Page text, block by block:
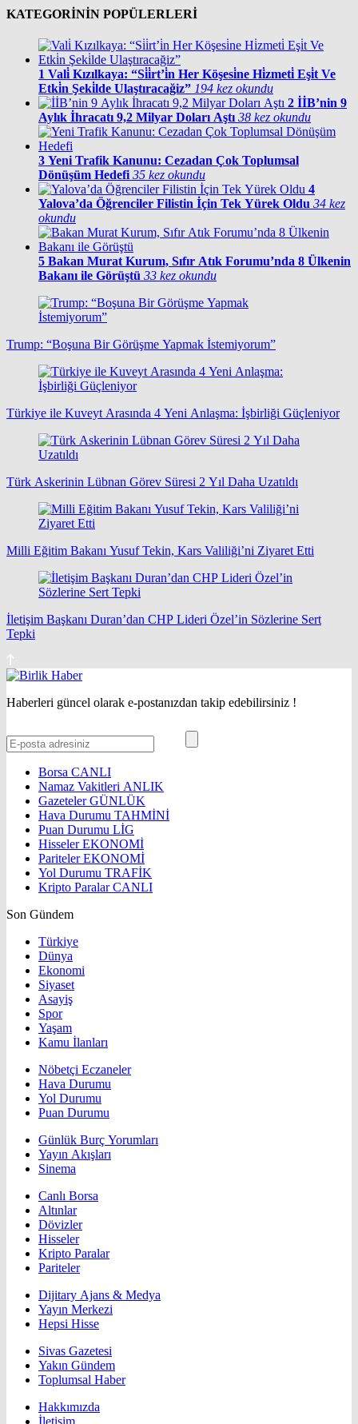
KATEGORİNİN POPÜLERLERİ
1 Vali̇ Kızılkaya: “Si̇i̇rt’i̇n Her Köşesi̇ne Hi̇zmeti̇ Eşi̇t Ve
Etki̇n Şeki̇lde Ulaştıracağiz” 194 kez okundu
2 İİB’nin 9
Aylık İhracatı 9,2 Milyar Doları Aştı 38 kez okundu
3 Yeni Trafik Kanunu: Cezadan Çok Toplumsal
Dönüşüm Hedefi 35 kez okundu
4
Yalova’da Öğrenciler Filistin İçin Tek Yürek Oldu 34 kez
okundu
5 Bakan Murat Kurum, Sıfır Atık Forumu’nda 8 Ülkenin
Bakanı ile Görüştü 33 kez okundu
Trump: “Boşuna Bir Görüşme Yapmak İstemiyorum”
Türkiye ile Kuveyt Arasında 4 Yeni Anlaşma: İşbirliği Güçleniyor
Türk Askerinin Lübnan Görev Süresi 2 Yıl Daha Uzatıldı
Milli Eğitim Bakanı Yusuf Tekin, Kars Valiliği’ni Ziyaret Etti
İletişim Başkanı Duran’dan CHP Lideri Özel’in Sözlerine Sert
Tepki
Haberleri güncel olarak e-postanızdan takip edebilirsiniz !
Borsa CANLI
Namaz Vakitleri ANLIK
GazetelerGÜNLÜK
Hava Durumu TAHMİNİ
Puan Durumu LİG
HisselerEKONOMİ
ParitelerEKONOMİ
Yol Durumu TRAFİK
Kripto ParalarCANLI
Son Gündem
Türkiye
Dünya
Ekonomi
Siyaset
Asayiş
Spor
Yaşam
Kamu İlanları
Nöbetçi Eczaneler
Hava Durumu
Yol Durumu
Puan Durumu
Günlük Burç Yorumları
Yayın Akışları
Sinema
Canlı Borsa
Altınlar
Dövizler
Hisseler
Kripto Paralar
Pariteler
Dijitary Ajans & Medya
Yayın Merkezi
Hepsi Hisse
Sivas Gazetesi
Yakın Gündem
Toplumsal Haber
Hakkımızda